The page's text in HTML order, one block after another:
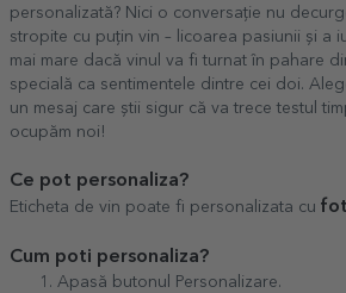
personalizată? Nici o conversație nu
stropite cu puțin vin – licoarea pasiunii și a
mai mare dacă vinul va fi turnat în pahare
specială ca sentimentele dintre cei doi.
un mesaj care știi sigur că va trece testul
ocupăm noi!
Ce pot personaliza?
Eticheta de vin poate fi personalizata cu
Cum poti personaliza?
Apasă butonul Personalizare.